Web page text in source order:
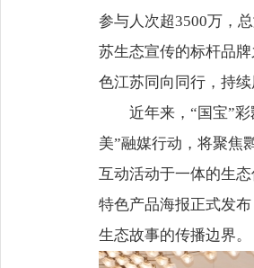
参与人次超3500万，
苏生态宣传的标杆品
色江苏同向同行，持
近年来，“国宝”
美”融媒行动，将聚焦
互动活动于一体的生
特色产品海报正式发
生态故事的传播边界。